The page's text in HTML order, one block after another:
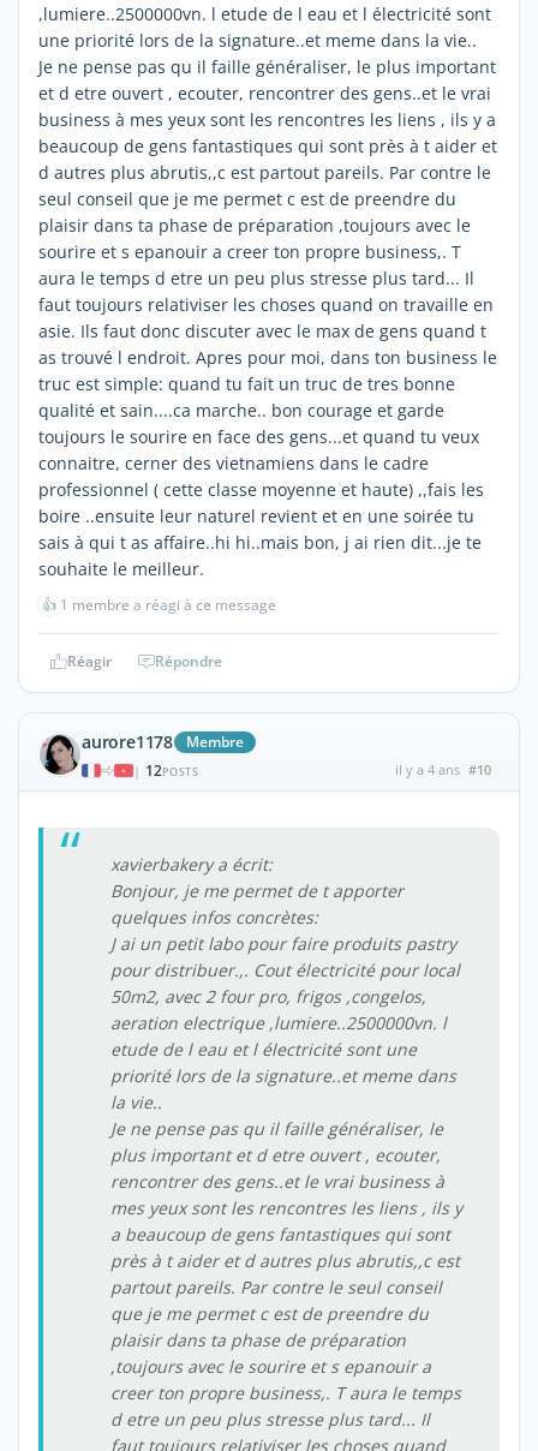
,lumiere..2500000vn. l etude de l eau et l électricité sont
une priorité lors de la signature..et meme dans la vie..
Je ne pense pas qu il faille généraliser, le plus important
et d etre ouvert , ecouter, rencontrer des gens..et le vrai
business à mes yeux sont les rencontres les liens , ils y a
beaucoup de gens fantastiques qui sont près à t aider et
d autres plus abrutis,,c est partout pareils. Par contre le
seul conseil que je me permet c est de preendre du
plaisir dans ta phase de préparation ,toujours avec le
sourire et s epanouir a creer ton propre business,. T
aura le temps d etre un peu plus stresse plus tard... Il
faut toujours relativiser les choses quand on travaille en
asie. Ils faut donc discuter avec le max de gens quand t
as trouvé l endroit. Apres pour moi, dans ton business le
truc est simple: quand tu fait un truc de tres bonne
qualité et sain....ca marche.. bon courage et garde
toujours le sourire en face des gens...et quand tu veux
connaitre, cerner des vietnamiens dans le cadre
professionnel ( cette classe moyenne et haute) ,,fais les
boire ..ensuite leur naturel revient et en une soirée tu
sais à qui t as affaire..hi hi..mais bon, j ai rien dit...je te
souhaite le meilleur.
👍 1 membre a réagi à ce message
Réagir Répondre
aurore1178 Membre
| 12POSTS il y a 4 ans #10
xavierbakery a écrit:
Bonjour, je me permet de t apporter
quelques infos concrètes:
J ai un petit labo pour faire produits pastry
pour distribuer.,. Cout électricité pour local
50m2, avec 2 four pro, frigos ,congelos,
aeration electrique ,lumiere..2500000vn. l
etude de l eau et l électricité sont une
priorité lors de la signature..et meme dans
la vie..
Je ne pense pas qu il faille généraliser, le
plus important et d etre ouvert , ecouter,
rencontrer des gens..et le vrai business à
mes yeux sont les rencontres les liens , ils y
a beaucoup de gens fantastiques qui sont
près à t aider et d autres plus abrutis,,c est
partout pareils. Par contre le seul conseil
que je me permet c est de preendre du
plaisir dans ta phase de préparation
,toujours avec le sourire et s epanouir a
creer ton propre business,. T aura le temps
d etre un peu plus stresse plus tard... Il
faut toujours relativiser les choses quand